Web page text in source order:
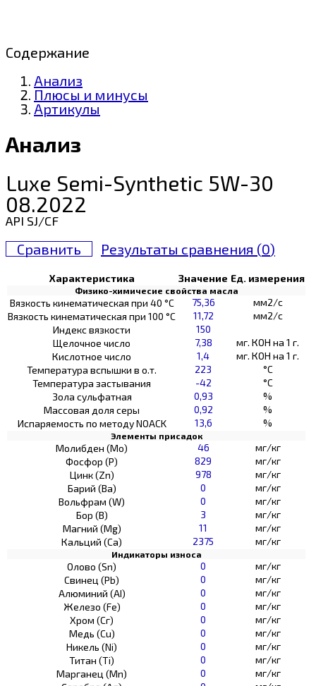
Содержание
Анализ
Плюсы и минусы
Артикулы
Анализ
Luxe Semi-Synthetic 5W-30
08.2022
API SJ/CF
Сравнить Результаты сравнения (0)
Характеристика Значение Ед. измерения
Физико-химичесие свойства масла
Вязкость кинематическая при 40 °С 75,36
мм2/с
Вязкость кинематическая при 100 °С
11,72
мм2/с
Индекс вязкости
150
Щелочное число
7,38
мг. КОН на 1 г.
Кислотное число
1,4
мг. КОН на 1 г.
Температура вспышки в о.т.
223
°C
Температура застывания
-42
°C
Зола сульфатная
0,93
%
Массовая доля серы
0,92
%
Испаряемость по методу NOACK
13,6 %
Элементы присадок
Молибден (Мо) 46
мг/кг
Фосфор (Р)
829
мг/кг
Цинк (Zn)
978
мг/кг
Барий (Ва)
0
мг/кг
Вольфрам (W)
0
мг/кг
Бор (В)
3
мг/кг
Магний (Mg)
11
мг/кг
Кальций (Са)
2375 мг/кг
Индикаторы износа
Олово (Sn) 0
мг/кг
Свинец (Pb)
0
мг/кг
Алюминий (AI)
0
мг/кг
Железо (Fe)
0
мг/кг
Хром (Сг)
0
мг/кг
Медь (Cu)
0
мг/кг
Никель (Ni)
0
мг/кг
Титан (Ti)
0
мг/кг
Марганец (Mn)
0
мг/кг